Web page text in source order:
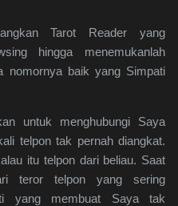
Tarot Reader yang
hingga menemukanlah
nomornya baik yang Simpati
untuk menghubungi Saya
telpon tak pernah diangkat.
itu telpon dari beliau. Saat
teror telpon yang sering
yang membuat Saya tak